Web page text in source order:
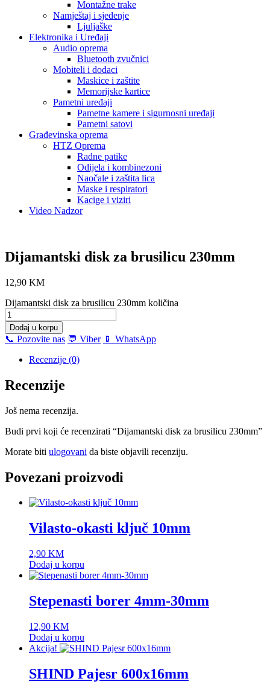
Montažne trake
Namještaj i sjedenje
Ljuljaške
Elektronika i Uređaji
Audio oprema
Bluetooth zvučnici
Mobiteli i dodaci
Maskice i zaštite
Memorijske kartice
Pametni uređaji
Pametne kamere i sigurnosni uređaji
Pametni satovi
Građevinska oprema
HTZ Oprema
Radne patike
Odijela i kombinezoni
Naočale i zaštita lica
Maske i respiratori
Kacige i viziri
Video Nadzor
Dijamantski disk za brusilicu 230mm
12,90 KM
Dijamantski disk za brusilicu 230mm količina
Dodaj u korpu
📞 Pozovite nas 💬 Viber 📱 WhatsApp
Recenzije (0)
Recenzije
Još nema recenzija.
Budi prvi koji će recenzirati “Dijamantski disk za brusilicu 230mm”
Morate biti ulogovani da biste objavili recenziju.
Povezani proizvodi
Vilasto-okasti ključ 10mm
2,90 KM
Dodaj u korpu
Stepenasti borer 4mm-30mm
12,90 KM
Dodaj u korpu
Akcija!
SHIND Pajesr 600x16mm